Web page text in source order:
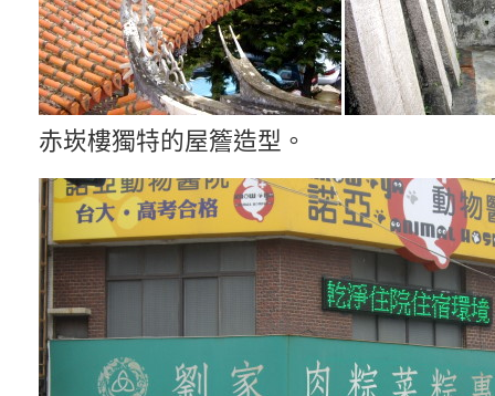
赤崁樓獨特的屋簷造型。